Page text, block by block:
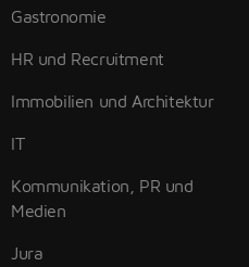
Gastronomie
HR und Recruitment
Immobilien und Architektur
IT
Kommunikation, PR und
Medien
Jura